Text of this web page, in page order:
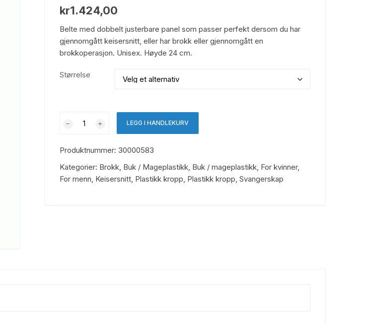
kr1.424,00
Belte med dobbelt justerbare panel som passer perfekt dersom du har
gjennomgått keisersnitt, eller har brokk eller gjennomgått en
brokkoperasjon. Unisex. Høyde 24 cm.
Størrelse
(Voe
4023S)
antall
LEGG I HANDLEKURV
Produktnummer: 30000583
Kategorier: Brokk, Buk / Mageplastikk, Buk / mageplastikk, For kvinner,
For menn, Keisersnitt, Plastikk kropp, Plastikk kropp, Svangerskap